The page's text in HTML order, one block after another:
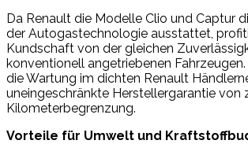
Da Renault die Modelle Clio und Captur
der Autogastechnologie ausstattet,
Kundschaft von der gleichen
konventionell angetriebenen
die Wartung im dichten Renault
uneingeschränkte Herstellergarantie von
Kilometerbegrenzung.
Vorteile für Umwelt und